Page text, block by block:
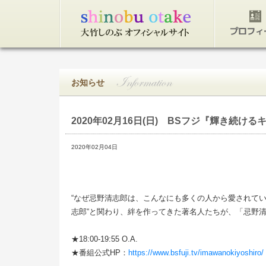
お知らせ
2020年02月16日(日) BSフジ『輝き続ける
2020年02月04日
“なぜ忌野清志郎は、こんなにも多くの人から愛されて
志郎“と関わり、絆を作ってきた著名人たちが、「忌野
★18:00-19:55 O.A.
★番組公式HP： https://www.bsfuji.tv/imawanokiyoshiro/